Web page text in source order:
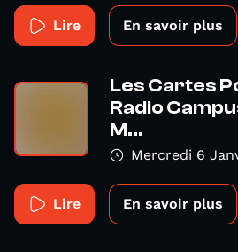
Lire En savoir plus
Les Cartes
Radio
M...
Mercredi 6
Lire En savoir plus